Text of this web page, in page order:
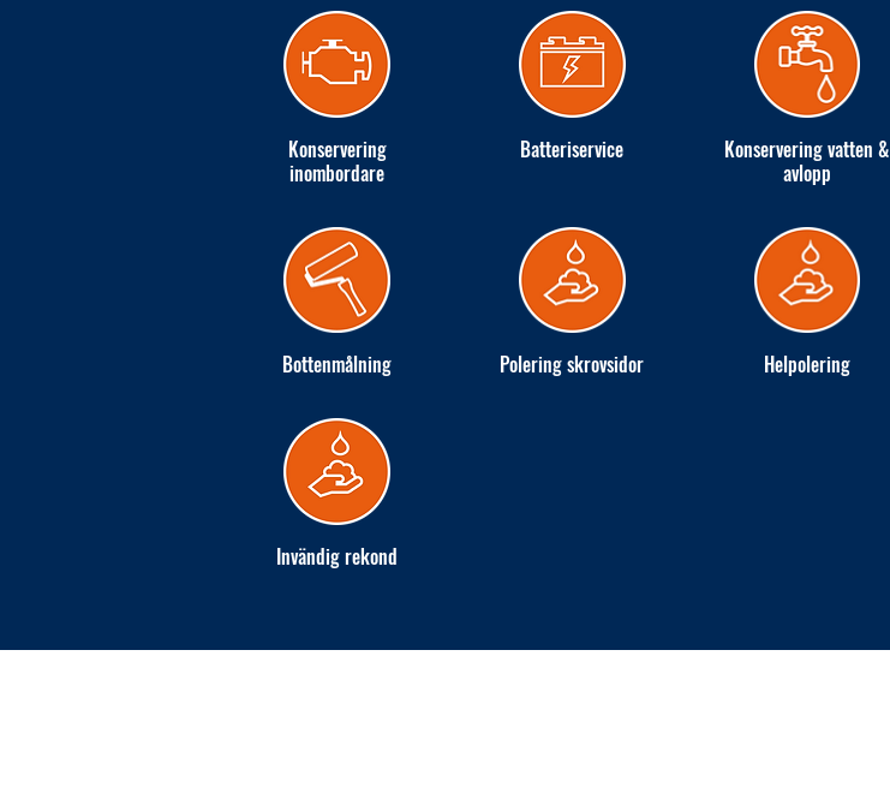
Konservering
inombordare
Batteriservice
Konservering vatten &
avlopp
Bottenmålning Polering skrovsidor Helpolering
Invändig rekond